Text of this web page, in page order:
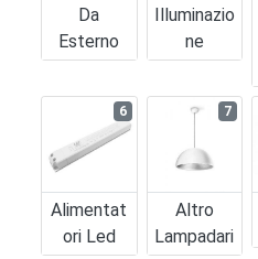
Da
Esterno
Illuminazio
Ne
Alimentat
Ori Led
6
Altro
Lampadari
7